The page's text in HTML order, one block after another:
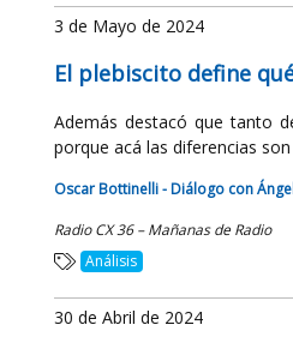
3 de Mayo de 2024
El plebiscito define
Además destacó que tanto
porque acá las diferencias
Oscar Bottinelli - Diálogo con
Radio CX 36 – Mañanas de Radio
Análisis
30 de Abril de 2024